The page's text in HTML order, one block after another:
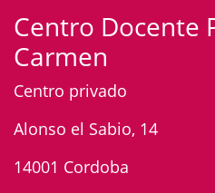
Centro Docente
Carmen
Centro privado
Alonso el Sabio, 14
14001 Cordoba